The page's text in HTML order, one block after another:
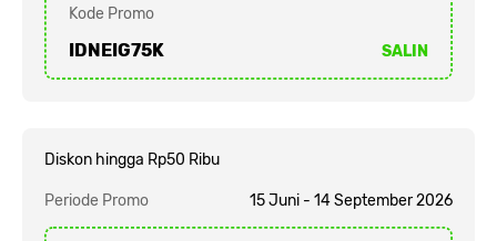
Kode Promo
IDNEIG75K SALIN
Diskon hingga Rp50 Ribu
Periode Promo 15 Juni - 14 September 2026